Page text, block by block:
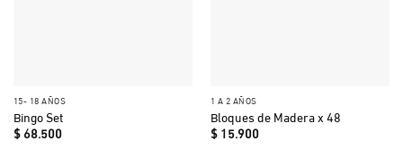
15- 18 AÑOS
Bingo Set
$68.500
1 A 2 AÑOS
Bloques de Madera x 48
$15.900